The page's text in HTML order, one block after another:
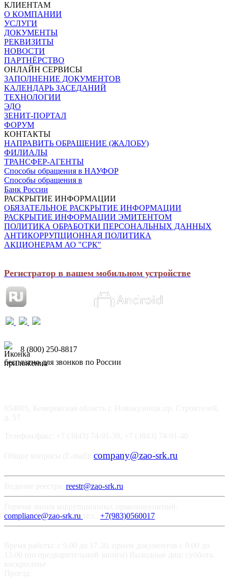
КЛИЕНТАМ
О КОМПАНИИ
УСЛУГИ
ДОКУМЕНТЫ
РЕКВИЗИТЫ
НОВОСТИ
ПАРТНЁРСТВО
ОНЛАЙН СЕРВИСЫ
ЗАПОЛНЕНИЕ ДОКУМЕНТОВ
КАЛЕНДАРЬ ЗАСЕДАНИЙ
ТЕХНОЛОГИИ
ЭДО
ЗЕНИТ-ПОРТАЛ
ФОРУМ
КОНТАКТЫ
НАПРАВИТЬ ОБРАЩЕНИЕ (ЖАЛОБУ)
ФИЛИАЛЫ
ТРАНСФЕР-АГЕНТЫ
Способы обращения в НАУФОР
Способы обращения в
Банк России
РАСКРЫТИЕ ИНФОРМАЦИИ
ОБЯЗАТЕЛЬНОЕ РАСКРЫТИЕ ИНФОРМАЦИИ
РАСКРЫТИЕ ИНФОРМАЦИИ ЭМИТЕНТОМ
ПОЛИТИКА ОБРАБОТКИ ПЕРСОНАЛЬНЫХ ДАННЫХ
АНТИКОРРУПЦИОННАЯ ПОЛИТИКА
АКЦИОНЕРАМ АО "СРК"
Регистратор в вашем мобильном устройстве
8 (800) 250-8817
бесплатно для звонков по России
company@zao-srk.ru
reestr@zao-srk.ru
compliance@zao-srk.ru
+7(983)0560017